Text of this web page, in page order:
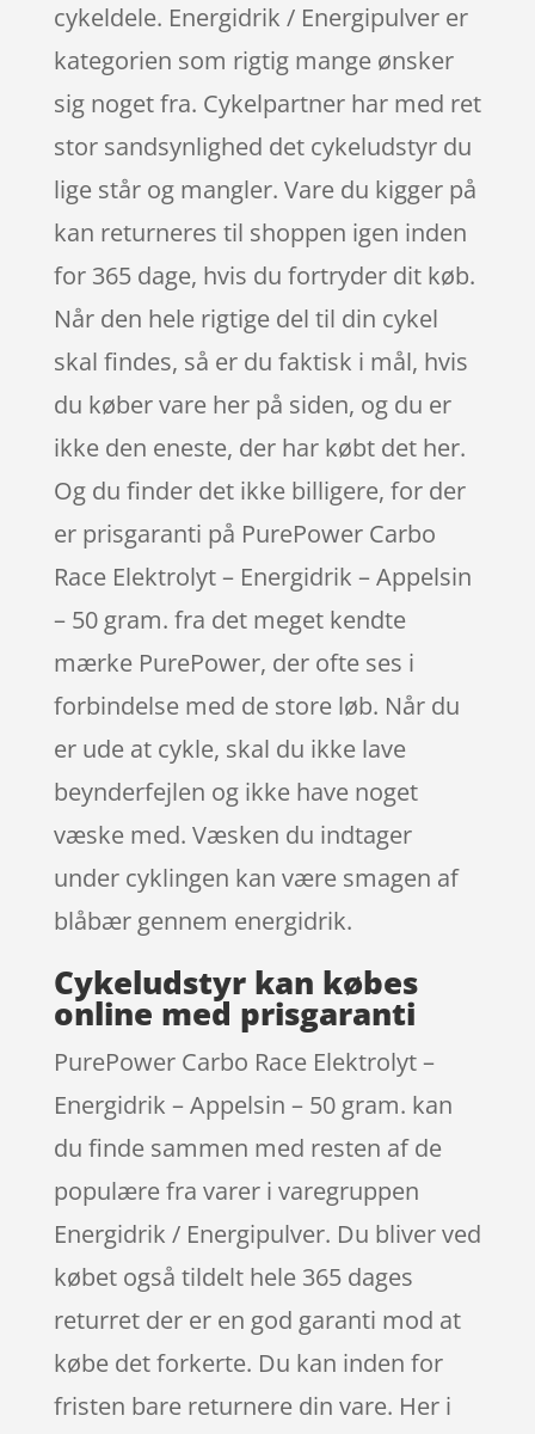
cykeldele. Energidrik / Energipulver er
kategorien som rigtig mange ønsker
sig noget fra. Cykelpartner har med ret
stor sandsynlighed det cykeludstyr du
lige står og mangler. Vare du kigger på
kan returneres til shoppen igen inden
for 365 dage, hvis du fortryder dit køb.
Når den hele rigtige del til din cykel
skal findes, så er du faktisk i mål, hvis
du køber vare her på siden, og du er
ikke den eneste, der har købt det her.
Og du finder det ikke billigere, for der
er prisgaranti på PurePower Carbo
Race Elektrolyt – Energidrik – Appelsin
– 50 gram. fra det meget kendte
mærke PurePower, der ofte ses i
forbindelse med de store løb. Når du
er ude at cykle, skal du ikke lave
beynderfejlen og ikke have noget
væske med. Væsken du indtager
under cyklingen kan være smagen af
blåbær gennem energidrik.
Cykeludstyr kan købes
online med prisgaranti
PurePower Carbo Race Elektrolyt –
Energidrik – Appelsin – 50 gram. kan
du finde sammen med resten af de
populære fra varer i varegruppen
Energidrik / Energipulver. Du bliver ved
købet også tildelt hele 365 dages
returret der er en god garanti mod at
købe det forkerte. Du kan inden for
fristen bare returnere din vare. Her i